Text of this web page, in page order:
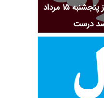
فال روزانه واقعی امروز پنجشنبه ۱۵ مرداد